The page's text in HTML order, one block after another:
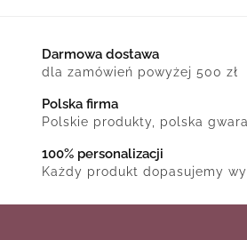
Darmowa dostawa
dla zamówień powyżej 500 zł
Polska firma
Polskie produkty, polska
100% personalizacji
Każdy produkt dopasujemy